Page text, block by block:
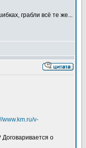
грабли всё те же...
www.km.ru/v-
о